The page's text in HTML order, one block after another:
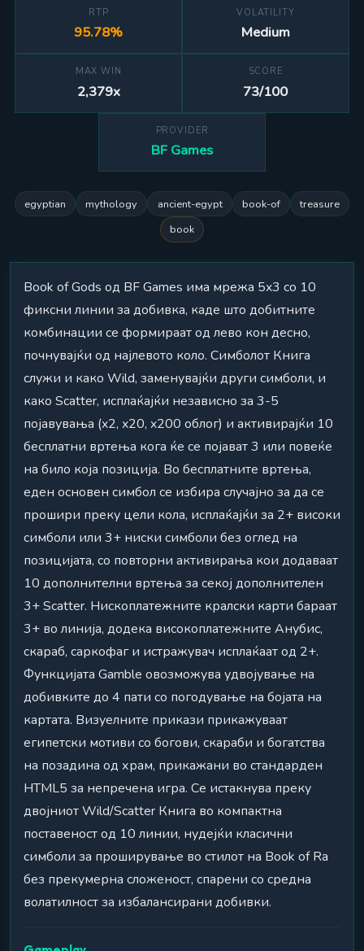
RTP
95.78%
VOLATILITY
Medium
MAX WIN
2,379x
SCORE
73/100
PROVIDER
BF Games
egyptian mythology ancient-egypt book-of
treasure
book
Book of Gods од BF Games има мрежа 5x3 со 10
фиксни линии за добивка, каде што добитните
комбинации се формираат од лево кон десно,
почнувајќи од најлевото коло. Симболот Книга
служи и како Wild, заменувајќи други симболи, и
како Scatter, исплаќајќи независно за 3-5
појавувања (x2, x20, x200 облог) и активирајќи 10
бесплатни вртења кога ќе се појават 3 или повеќе
на било која позиција. Во бесплатните вртења,
еден основен симбол се избира случајно за да се
прошири преку цели кола, исплаќајќи за 2+ високи
симболи или 3+ ниски симболи без оглед на
позицијата, со повторни активирања кои додаваат
10 дополнителни вртења за секој дополнителен
3+ Scatter. Нископлатежните кралски карти бараат
3+ во линија, додека високоплатежните Анубис,
скараб, саркофаг и истражувач исплаќаат од 2+.
Функцијата Gamble овозможува удвојување на
добивките до 4 пати со погодување на бојата на
картата. Визуелните прикази прикажуваат
египетски мотиви со богови, скараби и богатства
на позадина од храм, прикажани во стандарден
HTML5 за непречена игра. Се истакнува преку
двојниот Wild/Scatter Книга во компактна
поставеност од 10 линии, нудејќи класични
симболи за проширување во стилот на Book of Ra
без прекумерна сложеност, спарени со средна
волатилност за избалансирани добивки.